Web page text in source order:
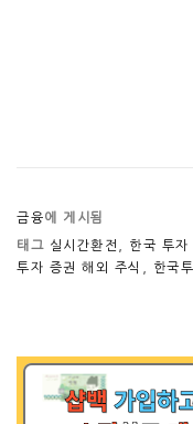
금융에 게시됨
태그 실시간환전 한국 투
투자 증권 해외 주식
한국